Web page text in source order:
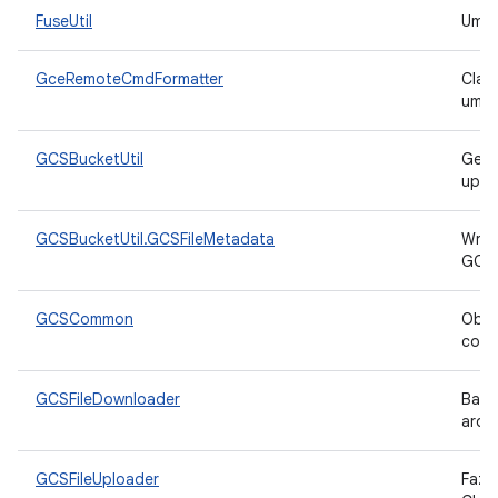
FuseUtil
GceRemoteCmdFormatter
um
GCSBucketUtil
GCSBucketUtil.GCSFileMetadata
GCSCommon
GCSFileDownloader
GCSFileUploader
Faz